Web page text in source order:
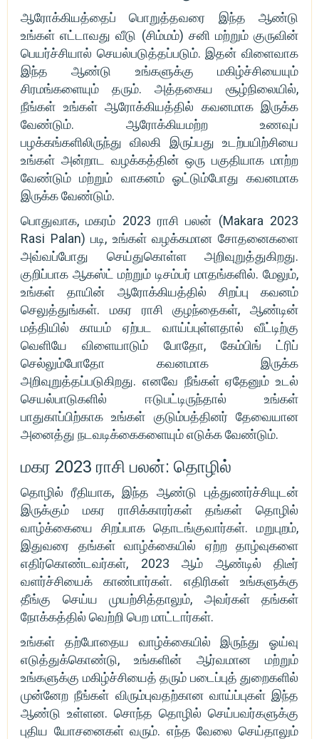
ஆரோக்கியத்தைப் பொறுத்தவரை இந்த ஆண்டு
உங்கள் எட்டாவது வீடு (சிம்மம்) சனி மற்றும் குருவின்
பெயர்ச்சியால் செயல்படுத்தப்படும். இதன் விளைவாக
இந்த ஆண்டு உங்களுக்கு மகிழ்ச்சியையும்
சிரமங்களையும் தரும். அத்தகைய சூழ்நிலையில்,
நீங்கள் உங்கள் ஆரோக்கியத்தில் கவனமாக இருக்க
வேண்டும். ஆரோக்கியமற்ற உணவுப்
பழக்கங்களிலிருந்து விலகி இருப்பது உடற்பயிற்சியை
உங்கள் அன்றாட வழக்கத்தின் ஒரு பகுதியாக மாற்ற
வேண்டும் மற்றும் வாகனம் ஓட்டும்போது கவனமாக
இருக்க வேண்டும்.
பொதுவாக, மகரம் 2023 ராசி பலன் (Makara 2023
Rasi Palan) படி, உங்கள் வழக்கமான சோதனைகளை
அவ்வப்போது செய்துகொள்ள அறிவுறுத்துகிறது.
குறிப்பாக ஆகஸ்ட் மற்றும் டிசம்பர் மாதங்களில். மேலும்,
உங்கள் தாயின் ஆரோக்கியத்தில் சிறப்பு கவனம்
செலுத்துங்கள். மகர ராசி குழந்தைகள், ஆண்டின்
மத்தியில் காயம் ஏற்பட வாய்ப்புள்ளதால் வீட்டிற்கு
வெளியே விளையாடும் போதோ, கேம்பிங் ட்ரிப்
செல்லும்போதோ கவனமாக இருக்க
அறிவுறுத்தப்படுகிறது. எனவே நீங்கள் ஏதேனும் உடல்
செயல்பாடுகளில் ஈடுபட்டிருந்தால் உங்கள்
பாதுகாப்பிற்காக உங்கள் குடும்பத்தினர் தேவையான
அனைத்து நடவடிக்கைகளையும் எடுக்க வேண்டும்.
மகர 2023 ராசி பலன்: தொழில்
தொழில் ரீதியாக, இந்த ஆண்டு புத்துணர்ச்சியுடன்
இருக்கும் மகர ராசிக்காரர்கள் தங்கள் தொழில்
வாழ்க்கையை சிறப்பாக தொடங்குவார்கள். மறுபுறம்,
இதுவரை தங்கள் வாழ்க்கையில் ஏற்ற தாழ்வுகளை
எதிர்கொண்டவர்கள், 2023 ஆம் ஆண்டில் திடீர்
வளர்ச்சியைக் காண்பார்கள். எதிரிகள் உங்களுக்கு
தீங்கு செய்ய முயற்சித்தாலும், அவர்கள் தங்கள்
நோக்கத்தில் வெற்றி பெற மாட்டார்கள்.
உங்கள் தற்போதைய வாழ்க்கையில் இருந்து ஓய்வு
எடுத்துக்கொண்டு, உங்களின் ஆர்வமான மற்றும்
உங்களுக்கு மகிழ்ச்சியைத் தரும் படைப்புத் துறைகளில்
முன்னேற நீங்கள் விரும்புவதற்கான வாய்ப்புகள் இந்த
ஆண்டு உள்ளன. சொந்த தொழில் செய்பவர்களுக்கு
புதிய யோசனைகள் வரும். எந்த வேலை செய்தாலும்